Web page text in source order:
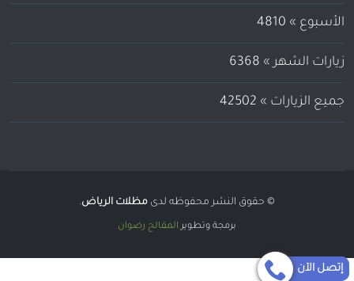
الأسبوع » 4959
زيارات الشهر » 6565
جميع الزيارات » 43817
© حقوق النشر محفوظه لدى مظلات الرياض.
برمجة وتطوير المقالح رضوان
إتصل الآن
إتصل الآن